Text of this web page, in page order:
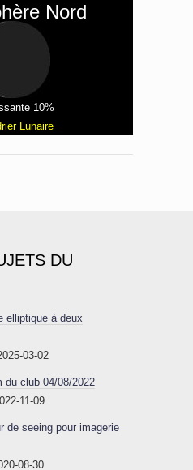
Nord
10%
Lunaire
DU
elliptique à deux
03-02
du club 04/08/2022
11-09
de seeing pour imagerie
08-30